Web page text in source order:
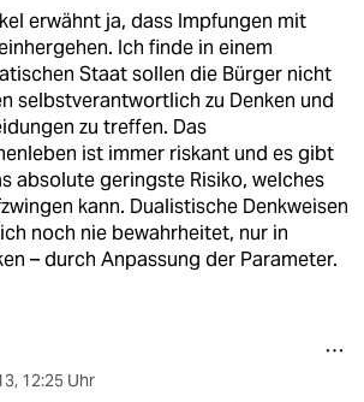
erwähnt ja, dass Impfungen mit
Ich finde in einem
Staat sollen die Bürger nicht
selbstverantwortlich zu Denken und
zu treffen. Das
ist immer riskant und es gibt
absolute geringste Risiko, welches
kann. Dualistische Denkweisen
noch nie bewahrheitet, nur in
– durch Anpassung der Parameter.
, 12:25 Uhr